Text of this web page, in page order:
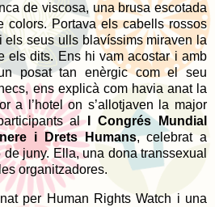
de viscosa, una brusa escotada
colors. Portava els cabells rossos
els seus ulls blavíssims miraven la
els dits. Ens hi vam acostar i amb
posat tan enèrgic com el seu
ens explicà com havia anat la
a l’hotel on s’allotjaven la major
al I Congrés Mundial
i Drets Humans, celebrat a
juny. Ella, una dona transsexual
organitzadores.
per Human Rights Watch i una